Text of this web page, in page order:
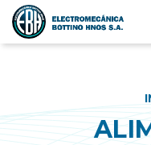
Electromecánica